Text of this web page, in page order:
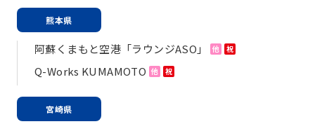
熊本県
阿蘇くまもと空港「ラウンジASO」 他 祝
Q-Works KUMAMOTO 他 祝
宮崎県